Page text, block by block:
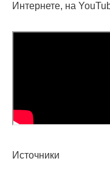
Интернете, на
Источники